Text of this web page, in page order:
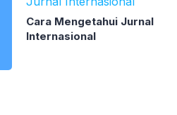
Cara Mengetahui Jurnal
Internasional